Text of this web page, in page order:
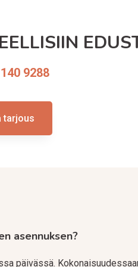
9288
tarjous
asennuksen?
päivässä.